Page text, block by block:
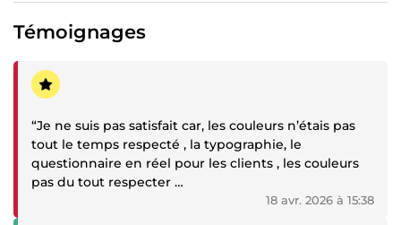
Témoignages
Témoignage négatif
“Je ne suis pas satisfait car, les couleurs n’étais pas
tout le temps respecté , la typographie, le
questionnaire en réel pour les clients , les couleurs
pas du tout respecter
18 avr. 2026 à 15:38